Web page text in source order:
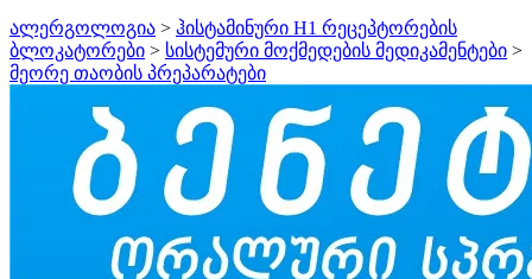
ალერგოლოგია > ჰისტამინური H1 რეცეპტორების
ბლოკატორები > სისტემური მოქმედების მედიკამენტები >
მეორე თაობის პრეპარატები